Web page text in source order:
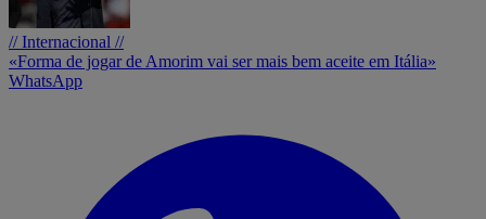
// Internacional //
«Forma de jogar de Amorim vai ser mais bem aceite em Itália»
WhatsApp